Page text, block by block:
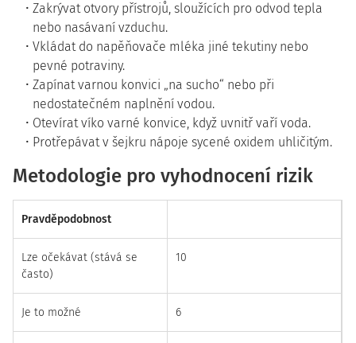
Zakrývat otvory přístrojů, sloužících pro odvod tepla
nebo nasávaní vzduchu.
Vkládat do napěňovače mléka jiné tekutiny nebo
pevné potraviny.
Zapínat varnou konvici „na sucho“ nebo při
nedostatečném naplnění vodou.
Otevírat víko varné konvice, když uvnitř vaří voda.
Protřepávat v šejkru nápoje sycené oxidem uhličitým.
Metodologie pro vyhodnocení rizik
Pravděpodobnost
Lze očekávat (stává se
často)
10
Je to možné 6